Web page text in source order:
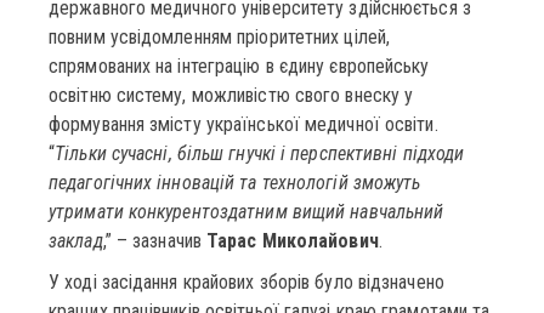
державного медичного університету здійснюється з
повним усвідомленням пріоритетних цілей,
спрямованих на інтеграцію в єдину європейську
освітню систему, можливістю свого внеску у
формування змісту української медичної освіти.
“Тільки сучасні, більш гнучкі і перспективні підходи
педагогічних інновацій та технологій зможуть
утримати конкурентоздатним вищий навчальний
заклад,” – зазначив Тарас Миколайович.
У ході засідання крайових зборів було відзначено